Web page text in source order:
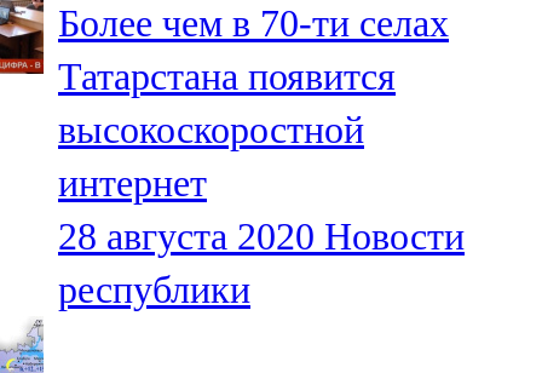
102,6 FM
Чирмешән
107,7 FM
Чистай
103,0 FM
Чүпрәле
Более чем в 70-ти селах
Татарстана появится
высокоскоростной
интернет
28 августа 2020 Новости
республики